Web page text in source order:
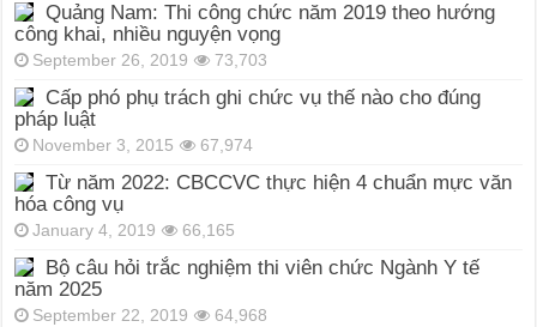
Quảng Nam: Thi công chức năm 2019 theo hướng
công khai, nhiều nguyện vọng
September 26, 2019 73,703
Cấp phó phụ trách ghi chức vụ thế nào cho đúng
pháp luật
November 3, 2015 67,974
Từ năm 2022: CBCCVC thực hiện 4 chuẩn mực văn
hóa công vụ
January 4, 2019 66,165
Bộ câu hỏi trắc nghiệm thi viên chức Ngành Y tế
năm 2025
September 22, 2019 64,968